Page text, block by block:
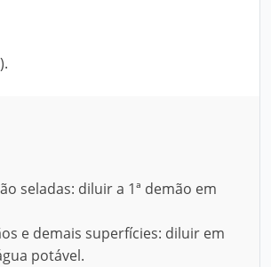
seladas: diluir a 1ª demão em
e demais superfícies: diluir em
potável.